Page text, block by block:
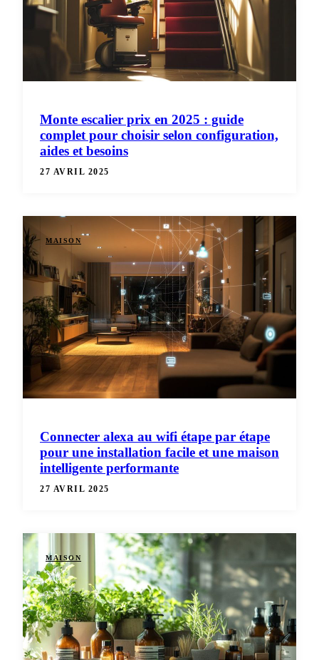
Monte escalier prix en 2025 : guide
complet pour choisir selon configuration,
aides et besoins
27 AVRIL 2025
MAISON
Connecter alexa au wifi étape par étape
pour une installation facile et une maison
intelligente performante
27 AVRIL 2025
MAISON